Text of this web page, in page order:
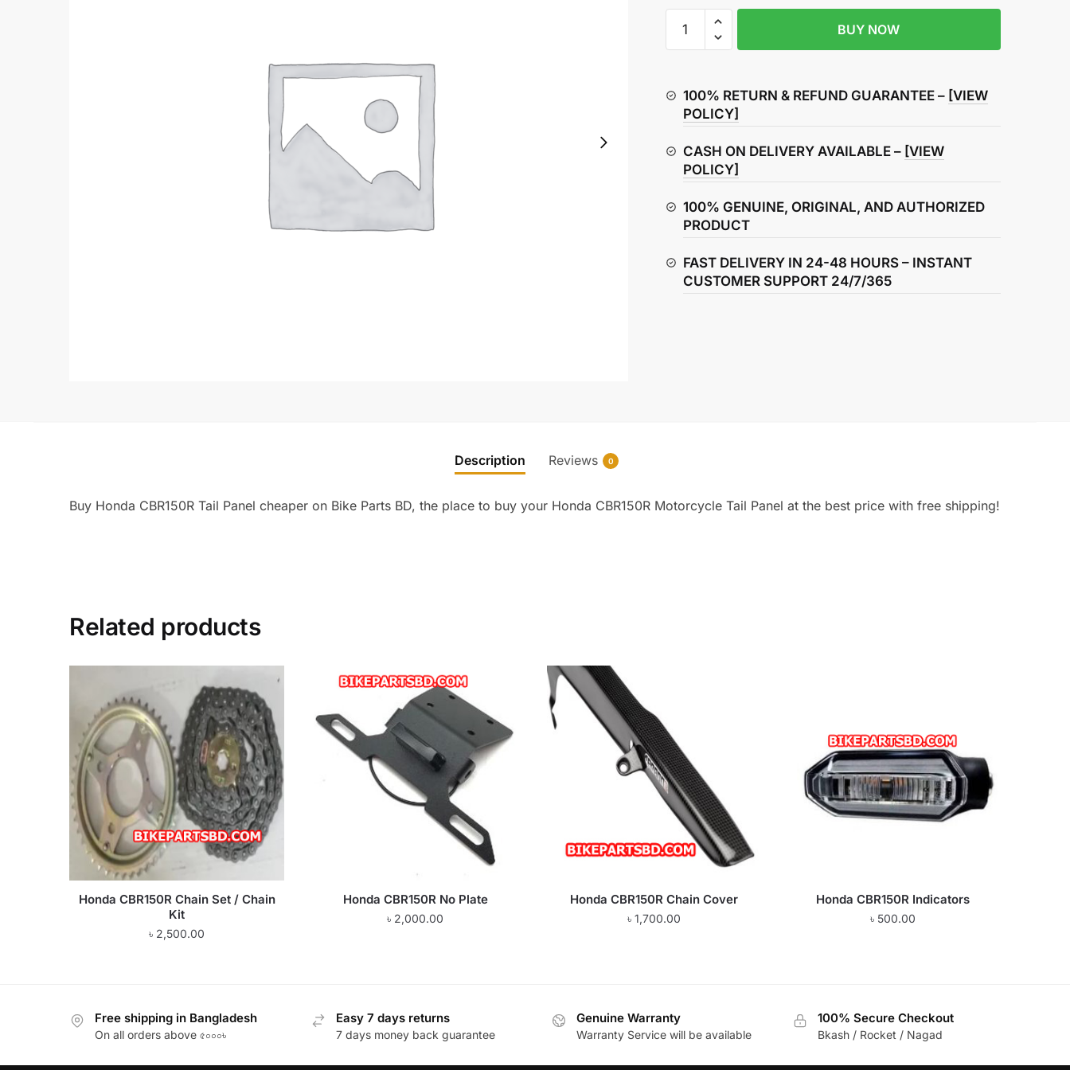
CBR150R
quantity
BUY NOW
100% RETURN & REFUND GUARANTEE – [VIEW
POLICY]
CASH ON DELIVERY AVAILABLE – [VIEW
POLICY]
100% GENUINE, ORIGINAL, AND AUTHORIZED
PRODUCT
FAST DELIVERY IN 24-48 HOURS – INSTANT
CUSTOMER SUPPORT 24/7/365
Description Reviews 0
Buy Honda CBR150R Tail Panel cheaper on Bike Parts BD, the place to buy your Honda CBR150R Motorcycle Tail Panel at the best price with free shipping!
Related products
Honda CBR150R Chain Set / Chain
Kit
৳ 2,500.00
Honda CBR150R No Plate
৳ 2,000.00
Honda CBR150R Chain Cover
৳1,700.00
Honda CBR150R Indicators
৳ 500.00
Free shipping in Bangladesh
On all orders above ৫০০০৳
Easy 7 days returns
7 days money back guarantee
Genuine Warranty
Warranty Service will be available
100% Secure Checkout
Bkash / Rocket / Nagad